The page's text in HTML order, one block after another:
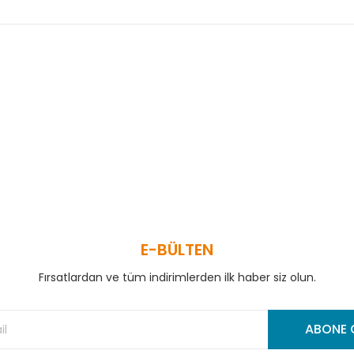
E-BÜLTEN
Fırsatlardan ve tüm indirimlerden ilk haber siz olun.
ABONE